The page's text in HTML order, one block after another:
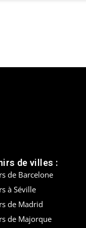
de villes :
de Barcelone
à Séville
de Madrid
de Majorque